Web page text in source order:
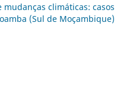
climáticas: casos
(Sul de Moçambique)